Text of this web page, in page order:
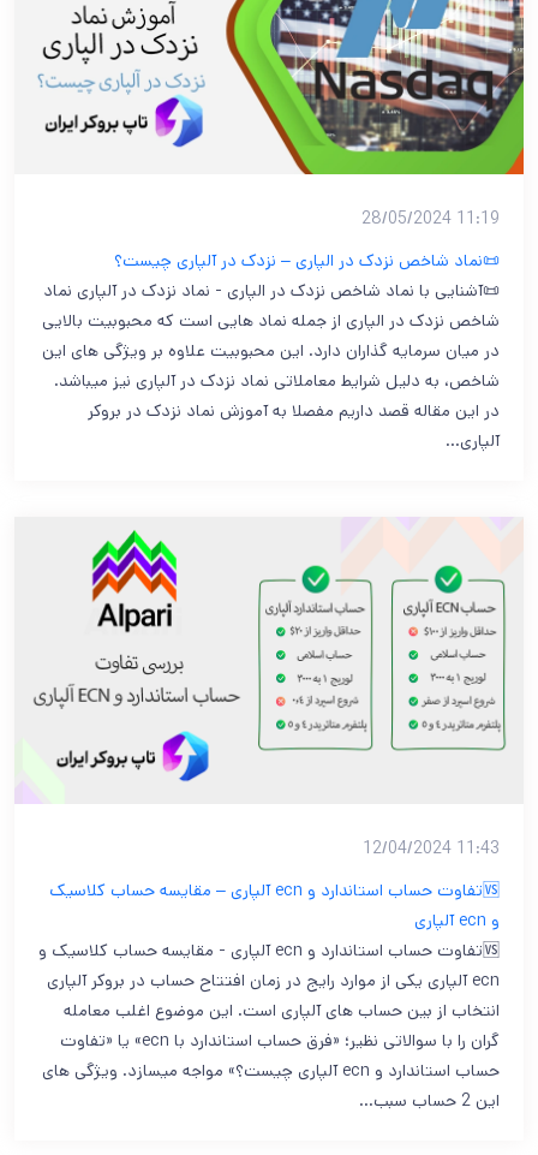
11:19 28/05/2024
📜نماد شاخص نزدک در الپاری – نزدک در آلپاری چیست؟
📜آشنایی با نماد شاخص نزدک در الپاری - نماد نزدک در آلپاری نماد
شاخص نزدک در الپاری از جمله نماد هایی است که محبوبیت بالایی
در میان سرمایه گذاران دارد. این محبوبیت علاوه بر ویژگی های این
شاخص، به دلیل شرایط معاملاتی نماد نزدک در آلپاری نیز میباشد.
در این مقاله قصد داریم مفصلا به آموزش نماد نزدک در بروکر
آلپاری…
11:43 12/04/2024
🆚تفاوت حساب استاندارد و ecn آلپاری – مقایسه حساب کلاسیک
و ecn آلپاری
🆚تفاوت حساب استاندارد و ecn آلپاری - مقایسه حساب کلاسیک و
ecn آلپاری یکی از موارد رایج در زمان افتتاح حساب در بروکر آلپاری
انتخاب از بین حساب های آلپاری است. این موضوع اغلب معامله
گران را با سوالاتی نظیر؛ «فرق حساب استاندارد با ecn» یا «تفاوت
حساب استاندارد و ecn آلپاری چیست؟» مواجه میسازد. ویژگی های
این 2 حساب سبب…